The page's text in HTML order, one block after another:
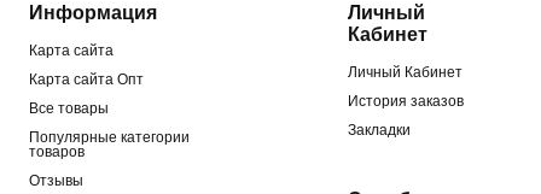
Информация
Карта сайта
Карта сайта Опт
Все товары
Популярные категории
товаров
Отзывы
Личный
Кабинет
Личный Кабинет
История заказов
Закладки